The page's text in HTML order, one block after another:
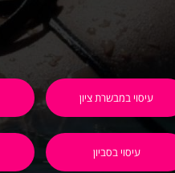
עיסוי במבשרת ציון
עיסוי בסביון